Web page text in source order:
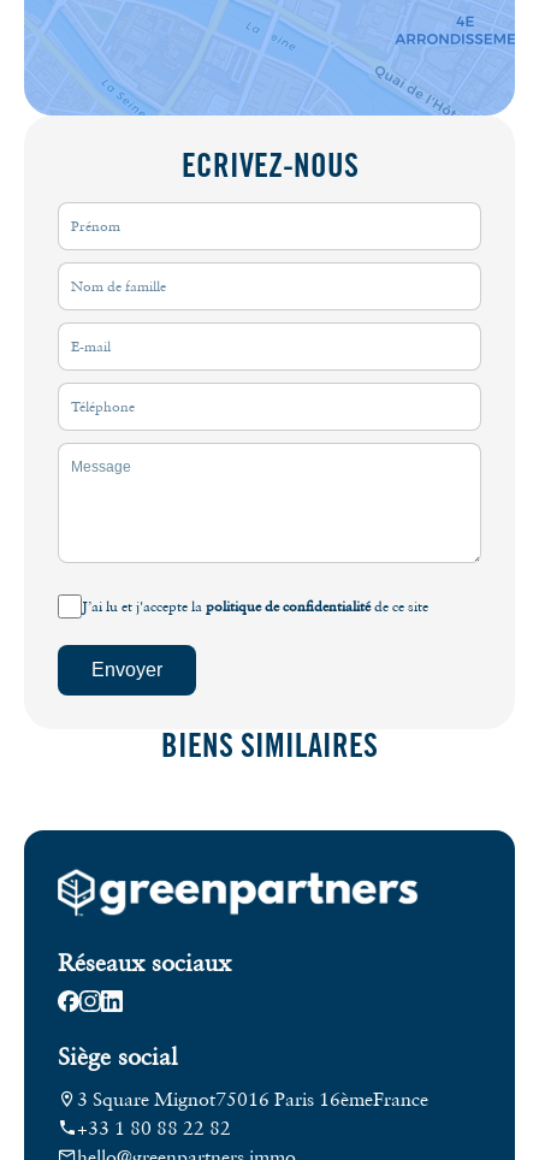
ECRIVEZ-NOUS
J’ai lu et j'accepte la politique de confidentialitéde ce site
Envoyer
BIENS SIMILAIRES
Réseaux sociaux
Siège social
3 Square Mignot75016 Paris 16èmeFrance
+33 1 80 88 22 82